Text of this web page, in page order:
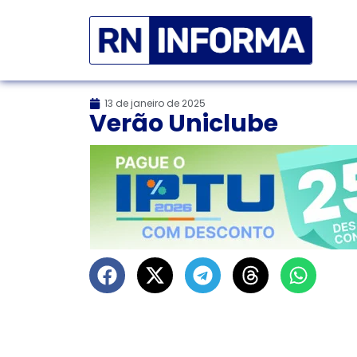
13 de janeiro de 2025
Verão Uniclube